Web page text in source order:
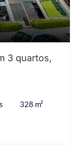
3 quartos,
328 m²